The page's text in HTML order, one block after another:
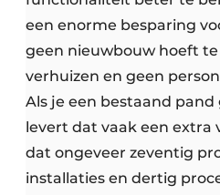
een enorme besparing
geen nieuwbouw hoeft
verhuizen en geen
Als je een bestaand
levert dat vaak een extra
dat ongeveer zeventig
installaties en dertig